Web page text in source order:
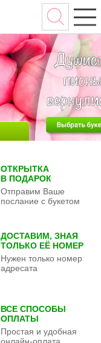
ОТКРЫТКА
В ПОДАРОК
Отправим Ваше
послание с букетом
ДОСТАВИМ, ЗНАЯ
ТОЛЬКО ЕЁ НОМЕР
Нужен только номер
адресата
ВСЕ СПОСОБЫ
ОПЛАТЫ
Простая и удобная